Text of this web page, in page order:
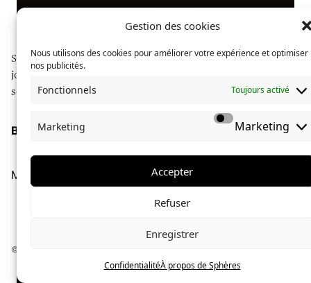
Gestion des cookies
Nous utilisons des cookies pour améliorer votre expérience et optimiser
nos publicités.
Fonctionnels Toujours activé
Marketing Marketing
Accepter
Refuser
Enregistrer
ConfidentialitéÀ propos de Sphères
« Nous sommes des machines de
Sphères explore des communautés à travers du
journalisme long format, illustré de photographies
soignées.
Boutique À propos de Sphères
Mentions légales
Confidentialité
© Sphères magazine — 2024 — Tous droits réservés